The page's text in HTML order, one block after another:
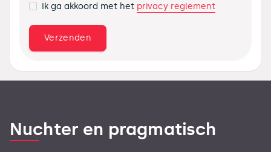
Ik ga akkoord met het privacy reglement
Nuchter en pragmatisch